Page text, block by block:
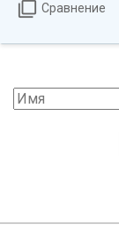
Сравнение